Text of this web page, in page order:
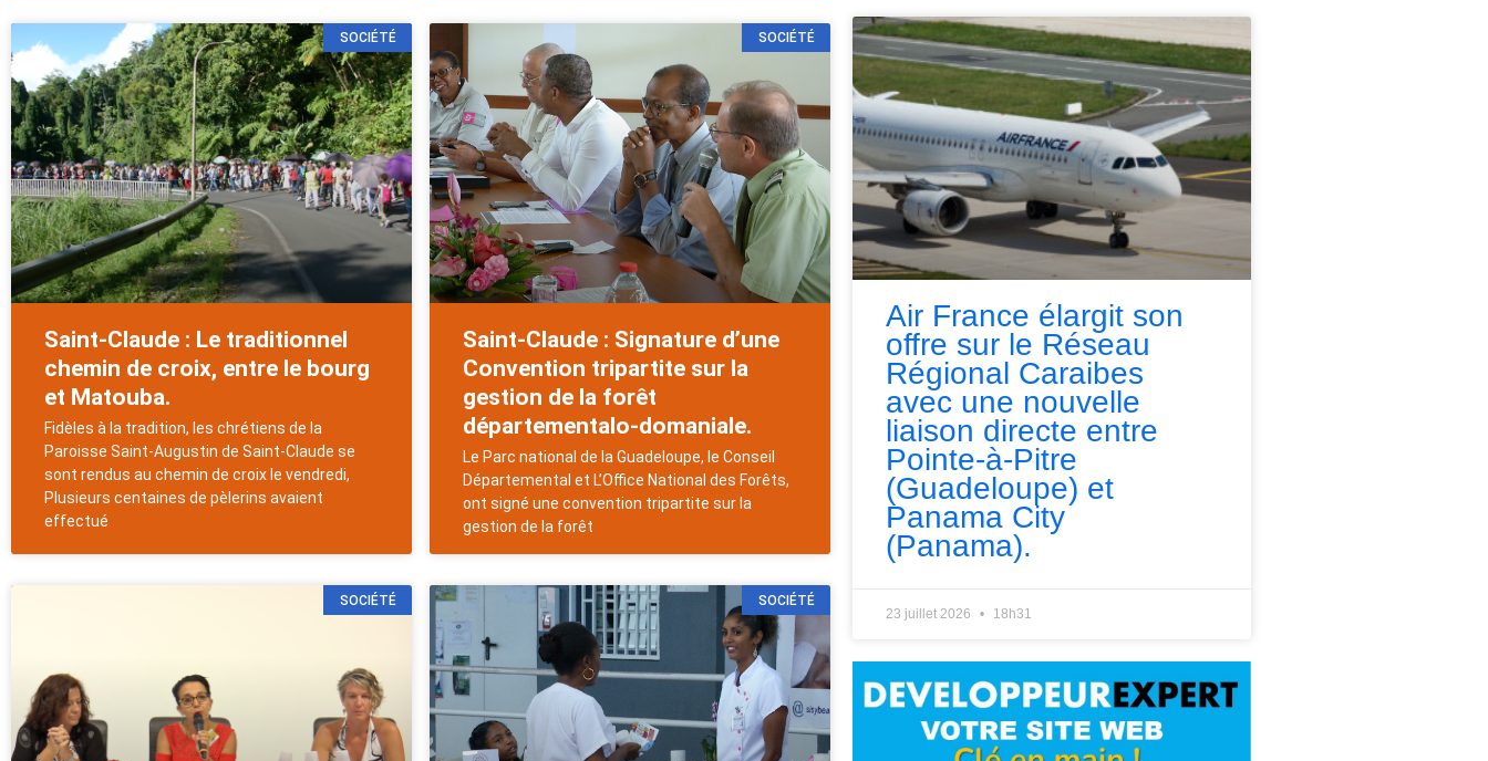
SOCIÉTÉ
Saint-Claude : Le traditionnel
chemin de croix, entre le bourg
et Matouba.
Fidèles à la tradition, les chrétiens de la
Paroisse Saint-Augustin de Saint-Claude se
sont rendus au chemin de croix le vendredi,
Plusieurs centaines de pèlerins avaient
effectué
SOCIÉTÉ
Saint-Claude : Signature d’une
Convention tripartite sur la
gestion de la forêt
départementalo-domaniale.
Le Parc national de la Guadeloupe, le Conseil
Départemental et L’Office National des Forêts,
ont signé une convention tripartite sur la
gestion de la forêt
SOCIÉTÉ SOCIÉTÉ
Air France élargit son
offre sur le Réseau
Régional Caraibes
avec une nouvelle
liaison directe entre
Pointe-à-Pitre
(Guadeloupe) et
Panama City
(Panama).
23 juillet 2026 18h31